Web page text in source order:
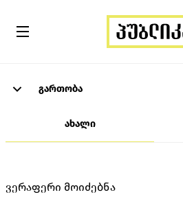
გართობა
ახალი
ვერაფერი მოიძებნა